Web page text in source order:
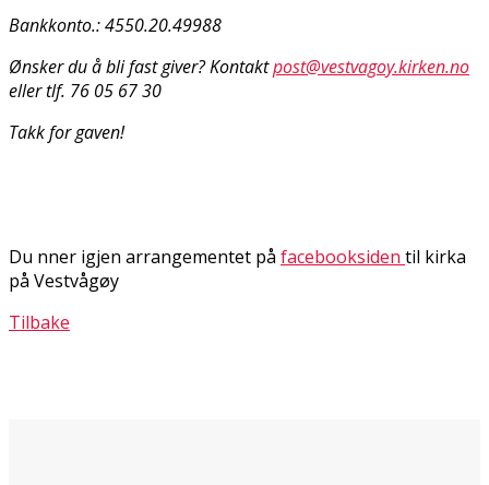
Bankkonto.: 4550.20.49988
Ønsker du å bli fast giver? Kontaktpost@vestvagoy.kirken.no
eller tlf. 76 05 67 30
Takk for gaven!
Du finner igjen arrangementet på facebooksiden til kirka
på Vestvågøy
Tilbake